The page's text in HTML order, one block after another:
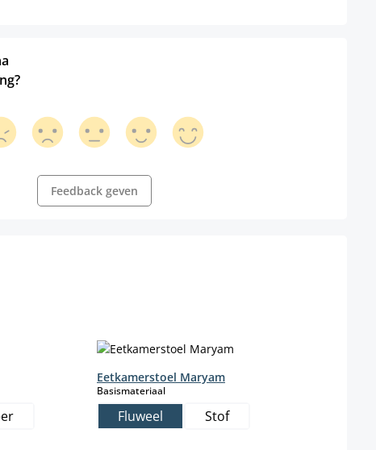
Feedback geven
Eetkamerstoel Maryam
Basismateriaalselect
Fluweel Stof